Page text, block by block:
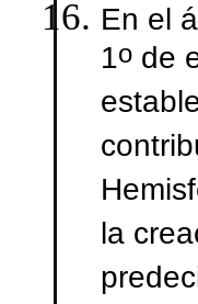
En el
1o de
la